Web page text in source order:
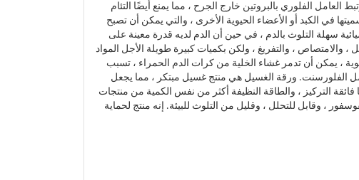
العامل الفلوري بالبروتين خارج الجرح ، مما يمنع أيضًا التئام
في الكبد أو الأعضاء الحيوية الأخرى ، والتي يمكن أن تصبح
سهلة التلوث بالدم ، في حين أن الدم لديه قدرة معينة على
، والامتصاص ، والتفريغ ، ولكن بكميات كبيرة طويلة الأجل المواد
، يمكن أن تدمر غشاء الخلية من كرات الدم الحمراء ، تسبب
الفلورسنت. ورقة الغسيل هي منتج غسيل مبتكر ، مما يجعل
التركيز ، والطاقة النظيفة أكثر من نفس الكمية من منتجات
، وقابل للتحلل ، وقليل من التلوث للبيئة. إنه منتج لحماية